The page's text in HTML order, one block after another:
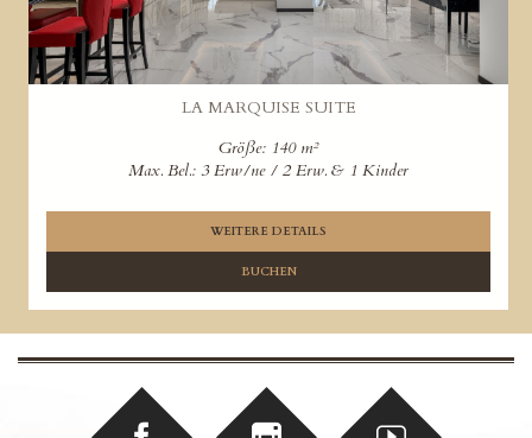
LA MARQUISE SUITE
Größe: 140 m²
Max. Bel.: 3 Erw/ne / 2 Erw. & 1 Kinder
WEITERE DETAILS
BUCHEN